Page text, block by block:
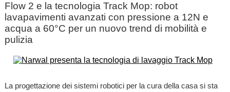
Flow 2 e la tecnologia Track Mop: robot
lavapavimenti avanzati con pressione a 12N e
acqua a 60°C per un nuovo trend di mobilità e
pulizia
La progettazione dei sistemi robotici per la cura della casa si sta